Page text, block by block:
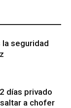
la seguridad
días privado
a chofer